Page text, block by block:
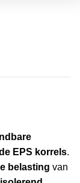
EPS korrels.
belasting van